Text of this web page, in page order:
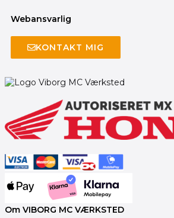
Webansvarlig
KONTAKT MIG
Om VIBORG MC VÆRKSTED